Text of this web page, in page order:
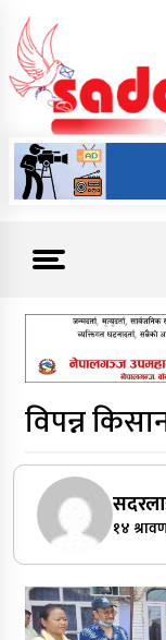
content
News For Nepal
विपन्न
१४